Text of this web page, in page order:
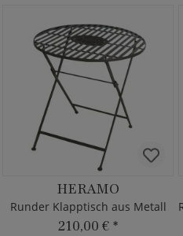
HERAMO
Runder Klapptisch aus Metall
210,00 € *